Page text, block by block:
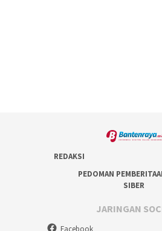
REDAKSI
PEDOMAN
SIBER
JARINGAN